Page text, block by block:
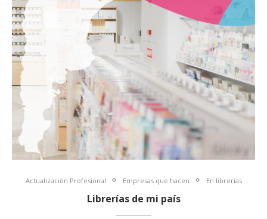
Actualización Profesional Empresas que hacen En librerías
Librerías de mi país